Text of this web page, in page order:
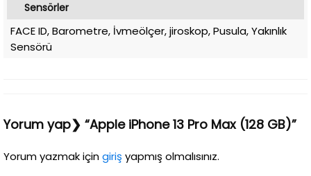
Sensörler
FACE ID, Barometre, İvmeölçer, jiroskop, Pusula, Yakınlık
Sensörü
Yorum yap❯ “Apple iPhone 13 Pro Max (128 GB)”
Yorum yazmak içingiriş yapmış olmalısınız.